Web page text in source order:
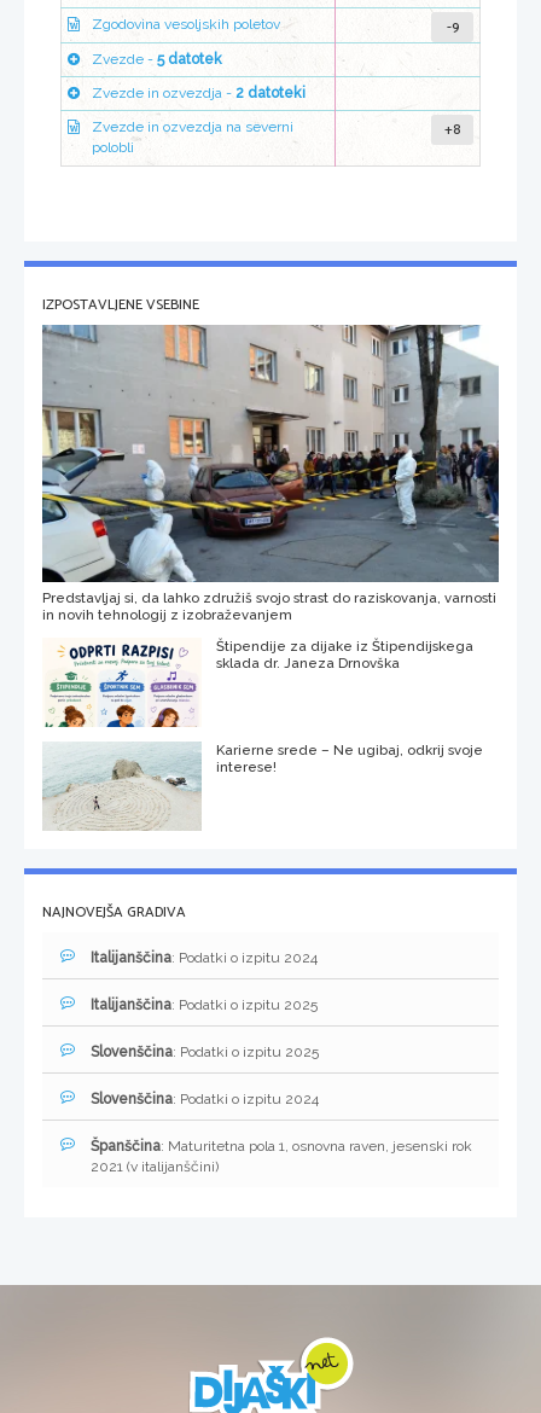
Zgodovina vesoljskih poletov -9
Zvezde - 5 datotek
Zvezde in ozvezdja - 2 datoteki
Zvezde in ozvezdja na severni
polobli
+8
IZPOSTAVLJENE VSEBINE
Predstavljaj si, da lahko združiš svojo strast do raziskovanja, varnosti
in novih tehnologij z izobraževanjem
Štipendije za dijake iz Štipendijskega
sklada dr. Janeza Drnovška
Karierne srede – Ne ugibaj, odkrij svoje
interese!
NAJNOVEJŠA GRADIVA
Italijanščina: Podatki o izpitu 2024
Italijanščina: Podatki o izpitu 2025
Slovenščina: Podatki o izpitu 2025
Slovenščina: Podatki o izpitu 2024
Španščina: Maturitetna pola 1, osnovna raven, jesenski rok
2021 (v italijanščini)